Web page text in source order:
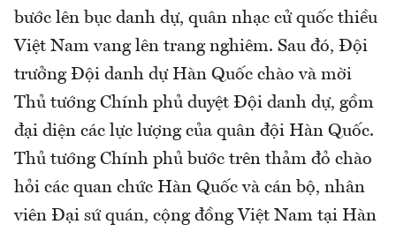
bước lên bục danh dự, quân nhạc cử quốc thiều
Việt Nam vang lên trang nghiêm. Sau đó, Đội
trưởng Đội danh dự Hàn Quốc chào và mời
Thủ tướng Chính phủ duyệt Đội danh dự, gồm
đại diện các lực lượng của quân đội Hàn Quốc.
Thủ tướng Chính phủ bước trên thảm đỏ chào
hỏi các quan chức Hàn Quốc và cán bộ, nhân
viên Đại sứ quán, cộng đồng Việt Nam tại Hàn